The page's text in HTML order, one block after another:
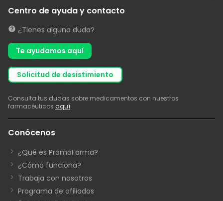
Centro de ayuda y contacto
¿Tienes alguna duda?
Te ayudamos aquí
solicitud de desistimiento
Consulta tus dudas sobre medicamentos con nuestros
farmacéuticos aquí.
Conócenos
¿Qué es PromoFarma?
¿Cómo funciona?
Trabaja con nosotros
Programa de afiliados